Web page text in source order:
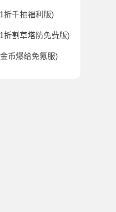
折千抽福利版)
折割草塔防免费版)
币爆给免氪服)